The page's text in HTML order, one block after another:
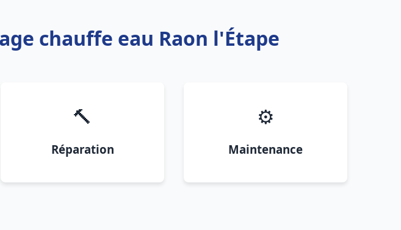
chauffe eau Raon l'Étape
🔨
Réparation
⚙️
Maintenance